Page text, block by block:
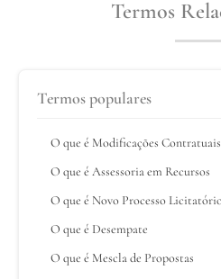
Termos
Termos populares
O que é Modificações Contratuais
O que é Assessoria em Recursos
O que é Novo Processo
O que é Desempate
O que é Mescla de Propostas